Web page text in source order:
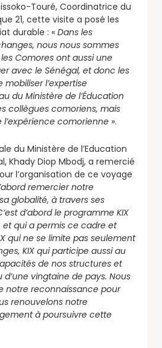
Touré, Coordinatrice du
21, cette visite a posé les
durable : « Dans les
nous nous sommes
Comores ont aussi une
avec le Sénégal, et donc les
l’expertise
du Ministère de l’Éducation
collègues comoriens, mais
l’expérience comorienne ».
du Ministère de l’Education
Khady Diop Mbodj, a remercié
l’organisation de ce voyage
remercier notre
globalité, à travers ses
d’abord le programme KIX
et qui a permis ce cadre et
qui ne se limite pas seulement
KIX qui participe aussi au
de nos structures et
vingtaine de pays. Nous
notre reconnaissance pour
renouvelons notre
à poursuivre cette